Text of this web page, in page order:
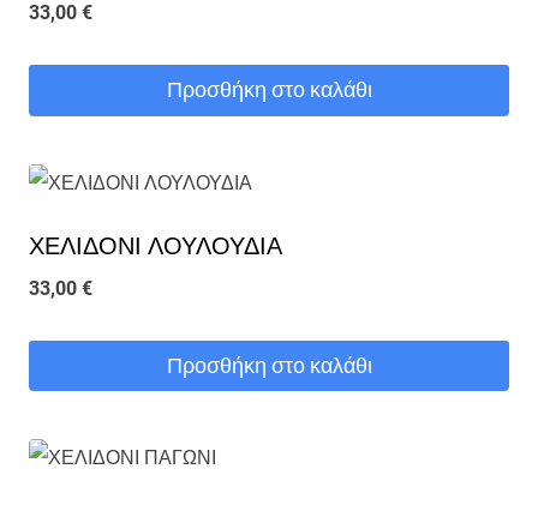
33,00 €
Προσθήκη στο καλάθι
ΧΕΛΙΔΟΝΙ ΛΟΥΛΟΥΔΙΑ
33,00 €
Προσθήκη στο καλάθι